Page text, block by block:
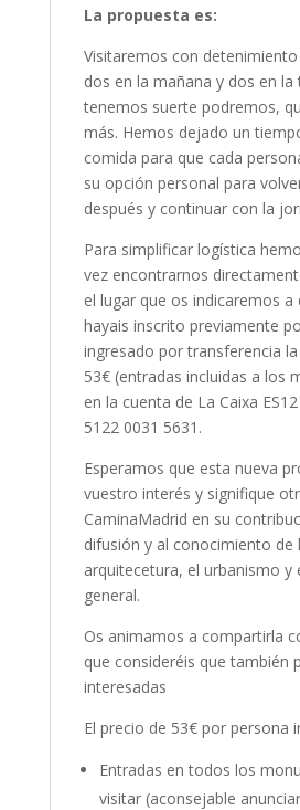
La propuesta es:
Visitaremos con
dos en la mañana y dos en la
tenemos suerte podremos,
más. Hemos dejado un
comida para que cada
su opción personal para
después y continuar con la
Para simplificar logística
vez encontrarnos
el lugar que os indicaremos a
hayais inscrito previamente
ingresado por transferencia
53€ (entradas incluidas a los
en la cuenta de La Caixa
5122 0031 5631.
Esperamos que esta nueva
vuestro interés y signifique
CaminaMadrid en su
difusión y al conocimiento de
arquitecetura, el urbanismo y
general.
Os animamos a compartirla
que consideréis que también
interesadas
El precio de 53€ por persona
Entradas en todos los
visitar (aconsejable